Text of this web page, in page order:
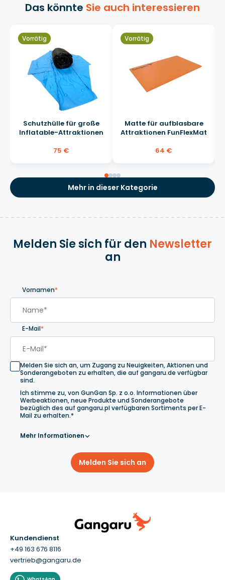
Das könnte Sie auch interessieren
Vorrätig
Schutzhülle für große
Inflatable-Attraktionen
75 €
Vorrätig
Matte für aufblasbare
Attraktionen FunFlexMat
64 €
Mehr in dieser Kategorie
Melden Sie sich für den Newsletter
an
Vornamen*
E-Mail*
Melden Sie sich an, um Zugang zu Neuigkeiten, Aktionen und
Sonderangeboten zu erhalten, die auf gangaru.de verfügbar
sind.
Ich stimme zu, von GunGan Sp. z o.o. Informationen über
Werbeaktionen, neue Produkte und Sonderangebote
bezüglich des auf gangaru.pl verfügbaren Sortiments per E-
Mail zu erhalten.*
Mehr Informationen
Melden Sie sich an
Kundendienst
+49 163 676 8116
vertrieb@gangaru.de